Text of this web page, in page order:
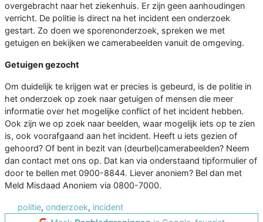
overgebracht naar het ziekenhuis. Er zijn geen aanhoudingen
verricht. De politie is direct na het incident een onderzoek
gestart. Zo doen we sporenonderzoek, spreken we met
getuigen en bekijken we camerabeelden vanuit de omgeving.
Getuigen gezocht
Om duidelijk te krijgen wat er precies is gebeurd, is de politie in
het onderzoek op zoek naar getuigen of mensen die meer
informatie over het mogelijke conflict of het incident hebben.
Ook zijn we op zoek naar beelden, waar mogelijk iets op te zien
is, ook voorafgaand aan het incident. Heeft u iets gezien of
gehoord? Of bent in bezit van (deurbel)camerabeelden? Neem
dan contact met ons op. Dat kan via onderstaand tipformulier of
door te bellen met 0900-8844. Liever anoniem? Bel dan met
Meld Misdaad Anoniem via 0800-7000.
politie, onderzoek, incident